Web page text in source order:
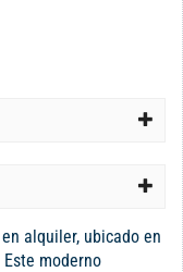
alquiler, ubicado en
moderno